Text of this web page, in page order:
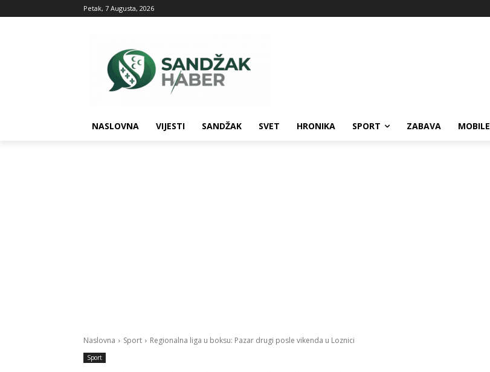
Petak, 7 Augusta, 2026
NASLOVNA VIJESTI SANDŽAK SVET HRONIKA SPORT ZABAVA MOBILE
Naslovna Sport Regionalna liga u boksu: Pazar drugi posle vikenda u Loznici
Sport